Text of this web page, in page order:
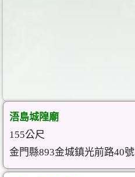
浯島城隍廟
155公尺
金門縣893金城鎮光前路40號